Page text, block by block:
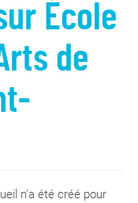
École
de
n'a été créé pour